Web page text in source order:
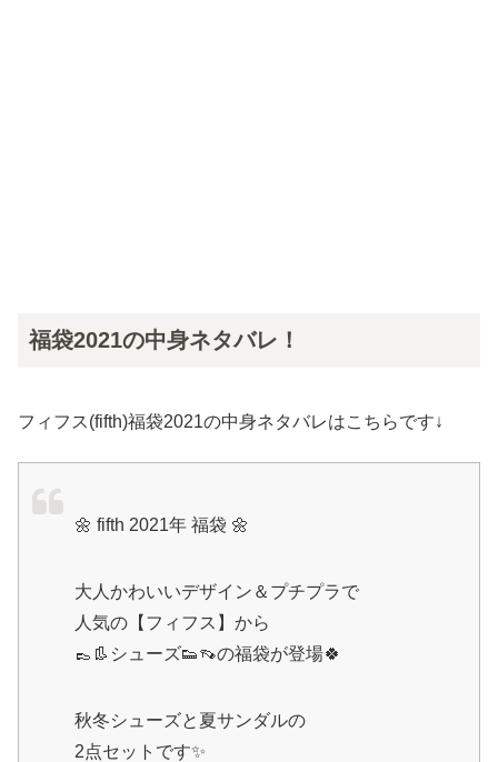
福袋2021の中身ネタバレ！
フィフス(fifth)福袋2021の中身ネタバレはこちらです↓
🌼 fifth 2021年 福袋 🌼
大人かわいいデザイン＆プチプラで
人気の【フィフス】から
👞👢シューズ👟👡の福袋が登場🍀
秋冬シューズと夏サンダルの
2点セットです✨